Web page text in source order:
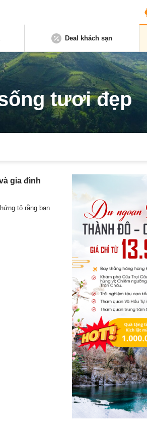
Deal khách sạn
tươi đẹp
gia đình
tỏ rằng bạn